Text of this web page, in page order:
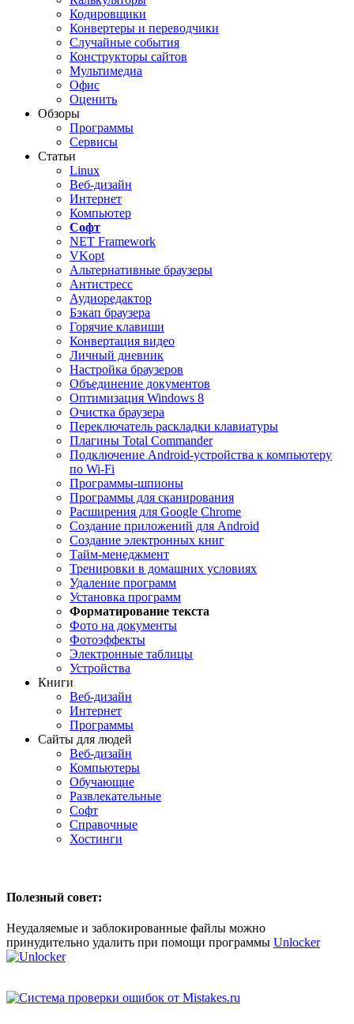
Кодировщики
Конвертеры и переводчики
Случайные события
Конструкторы сайтов
Мультимедиа
Офис
Оценить
Обзоры
Программы
Сервисы
Статьи
Linux
Веб-дизайн
Интернет
Компьютер
Софт
NET Framework
VKopt
Альтернативные браузеры
Антистресс
Аудиоредактор
Бэкап браузера
Горячие клавиши
Конвертация видео
Личный дневник
Настройка браузеров
Объединение документов
Оптимизация Windows 8
Очистка браузера
Переключатель раскладки клавиатуры
Плагины Total Commander
Подключение Android-устройства к компьютеру
по Wi-Fi
Программы-шпионы
Программы для сканирования
Расширения для Google Chrome
Создание приложений для Android
Создание электронных книг
Тайм-менеджмент
Тренировки в домашних условиях
Удаление программ
Установка программ
Форматирование текста
Фото на документы
Фотоэффекты
Электронные таблицы
Устройства
Книги
Веб-дизайн
Интернет
Программы
Сайты для людей
Веб-дизайн
Компьютеры
Обучающие
Развлекательные
Софт
Справочные
Хостинги
Полезный совет:
Неудаляемые и заблокированные файлы можно
принудительно удалить при помощи программы Unlocker